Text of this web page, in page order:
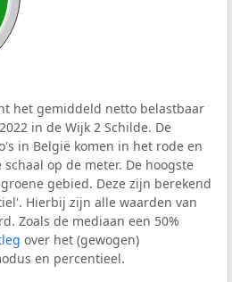
het gemiddeld netto belastbaar
in de Wijk 2 Schilde. De
in België komen in het rode en
op de meter. De hoogste
gebied. Deze zijn berekend
Hierbij zijn alle waarden van
Zoals de mediaan een 50%
over het (gewogen)
en percentieel.